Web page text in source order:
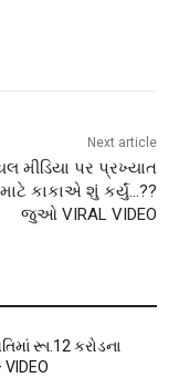
Next article
મીડિયા પર પ્રખ્યાત
કાકાએ શું કર્યું…??
જુઓ VIRAL VIDEO
રૂા.12 કરોડના